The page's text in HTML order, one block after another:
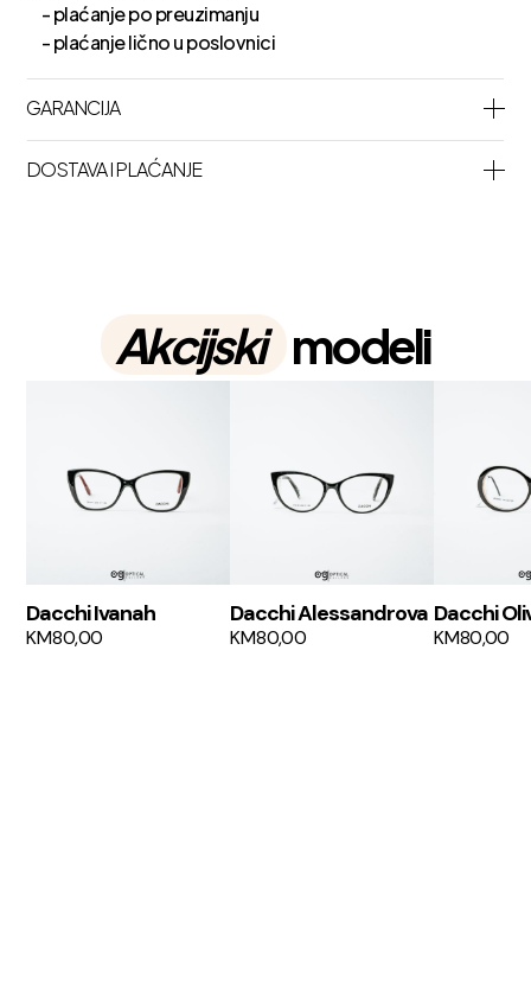
- plaćanje po preuzimanju
- plaćanje lično u poslovnici
GARANCIJA
DOSTAVA I PLAĆANJE
Akcijski modeli
Dacchi Ivanah
KM80,00
Dacchi Alessandrova
KM80,00
Dacchi
KM80,00